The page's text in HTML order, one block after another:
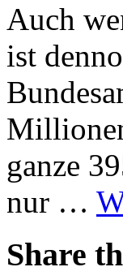
Auch
ist
ganze
nur …
Share